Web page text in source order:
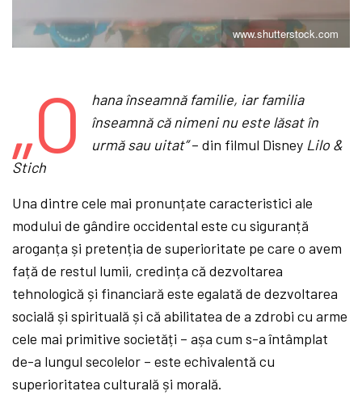
www.shutterstock.com
„O
hana înseamnă familie, iar familia
înseamnă că nimeni nu este lăsatîn
urmă sau uitat”– din filmul Disney Lilo &
Stich
Una dintre cele mai pronunțate caracteristici ale
modului de gândire occidental este cu siguranță
aroganța și pretenția de superioritate pe care o avem
față de restul lumii, credința că dezvoltarea
tehnologică și financiară este egalată de dezvoltarea
socială și spirituală și că abilitatea de a zdrobi cu arme
cele mai primitive societăți – așa cum s-a întâmplat
de-a lungul secolelor – este echivalentă cu
superioritatea culturală și morală.